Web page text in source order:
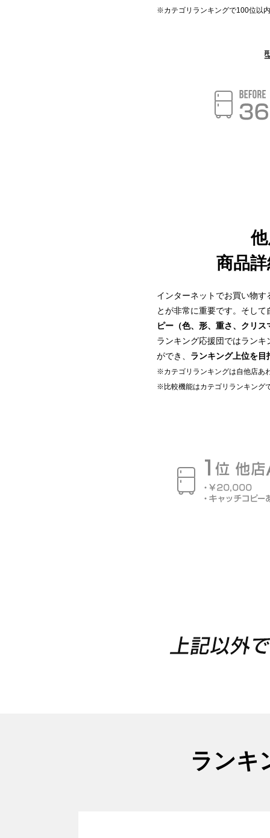
※カテゴリランキングで100位以
商品
インターネットでお買い物
とが非常に重要です。そし
ピー（色、形、重さ、クリス
ランキング応援団ではラン
ができ、 ランキング上位を
※カテゴリランキングは自他店あ
※比較機能はカテゴリランキング
ランキ